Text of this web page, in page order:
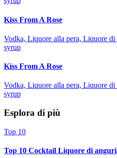
Kiss From A Rose
Vodka, Liquore alla pera, Liquore di
syrup
Kiss From A Rose
Vodka, Liquore alla pera, Liquore di
syrup
Esplora di più
Top 10
Top 10 Cocktail Liquore di